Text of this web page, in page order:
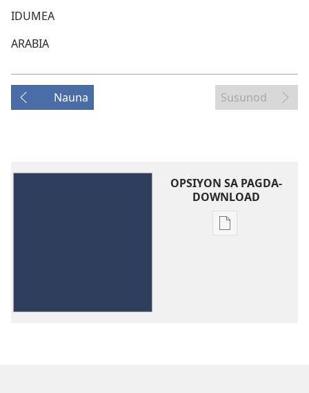
IDUMEA
ARABIA
Nauna Susunod
OPSIYON SA PAGDA-
DOWNLOAD
Opsiyon